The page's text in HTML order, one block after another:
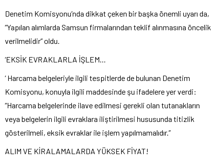
Denetim Komisyonu’nda dikkat çeken bir başka önemli uyarı da,
“Yapılan alımlarda Samsun firmalarından teklif alınmasına öncelik
verilmelidir” oldu.
‘EKSİK EVRAKLARLA İŞLEM…
‘ Harcama belgeleriyle ilgili tespitlerde de bulunan Denetim
Komisyonu, konuyla ilgili maddesinde şu ifadelere yer verdi:
“Harcama belgelerinde ilave edilmesi gerekli olan tutanakların
veya belgelerin ilgili evraklara iliştirilmesi hususunda titizlik
gösterilmeli, eksik evraklar ile işlem yapılmamalıdır.”
ALIM VE KİRALAMALARDA YÜKSEK FİYAT!